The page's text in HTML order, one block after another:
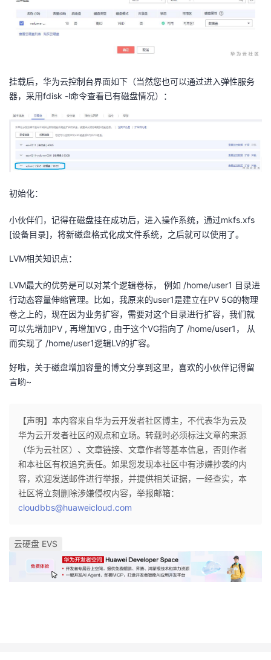
挂载后，华为云控制台界面如下（当然您也可以通过进入弹性服务
器，采用fdisk -l命令查看已有磁盘情况）：
初始化：
小伙伴们，记得在磁盘挂在成功后，进入操作系统，通过mkfs.xfs
[设备目录]，将新磁盘格式化成文件系统，之后就可以使用了。
LVM相关知识点：
LVM最大的优势是可以对某个逻辑卷标， 例如 /home/user1 目录进
行动态容量伸缩管理。比如，我原来的user1是建立在PV 5G的物理
卷之上的，现在因为业务扩容，需要对这个目录进行扩容，我们就
可以先增加PV , 再增加VG , 由于这个VG指向了 /home/user1， 从
而实现了 /home/user1逻辑LV的扩容。
好啦，关于磁盘增加容量的博文分享到这里，喜欢的小伙伴记得留
言哟~
【声明】本内容来自华为云开发者社区博主，不代表华为云及
华为云开发者社区的观点和立场。转载时必须标注文章的来源
（华为云社区）、文章链接、文章作者等基本信息，否则作者
和本社区有权追究责任。如果您发现本社区中有涉嫌抄袭的内
容，欢迎发送邮件进行举报，并提供相关证据，一经查实，本
社区将立刻删除涉嫌侵权内容，举报邮箱：
cloudbbs@huaweicloud.com
云硬盘 EVS